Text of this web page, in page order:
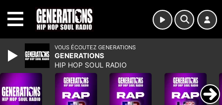
VOUS ÉCOUTEZ GENERATIONS
GENERATIONS
HIP HOP SOUL RADIO